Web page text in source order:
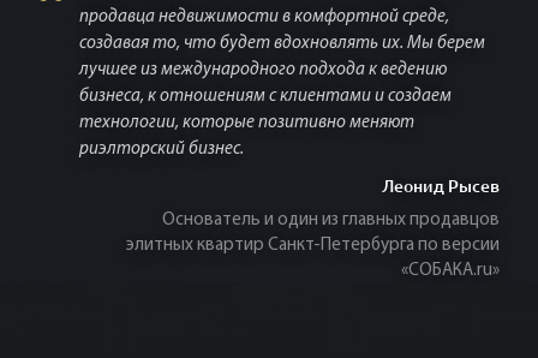
продавца недвижимости в комфортной среде,
создавая то, что будет вдохновлять их. Мы берем
лучшее из международного подхода к ведению
бизнеса, к отношениям с клиентами и создаем
технологии, которые позитивно меняют
риэлторский бизнес.
Леонид Рысев
Основатель и один из главных продавцов
элитных квартир Санкт-Петербурга по версии
«СОБАКА.ru»